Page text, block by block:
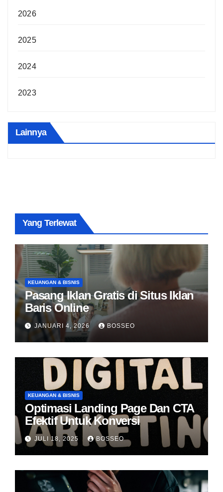
2026
2025
2024
2023
Lainnya
Yang Terlewat
KEUANGAN & BISNIS
Pasang Iklan Gratis di Situs Iklan
Baris Online
JANUARI 4, 2026 BOSSEO
KEUANGAN & BISNIS
Optimasi Landing Page Dan CTA
Efektif Untuk Konversi
JULI 18, 2025 BOSSEO